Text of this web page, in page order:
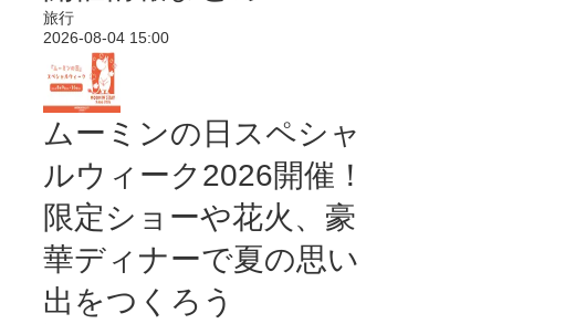
旅行
2026-08-04 15:00
ムーミンの日スペシャ
ルウィーク2026開催！
限定ショーや花火、豪
華ディナーで夏の思い
出をつくろう